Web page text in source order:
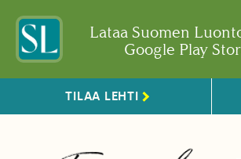
Lataa Suomen
Google Play
TILAA LEHTI